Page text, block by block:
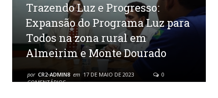
Trazendo Luz e Progresso:
Expansão do Programa Luz para
Todos na zona rural em
Almeirim e Monte Dourado
por CR2-ADMIN8 em 17 DE MAIO DE 2023
0
COMENTÁRIOS